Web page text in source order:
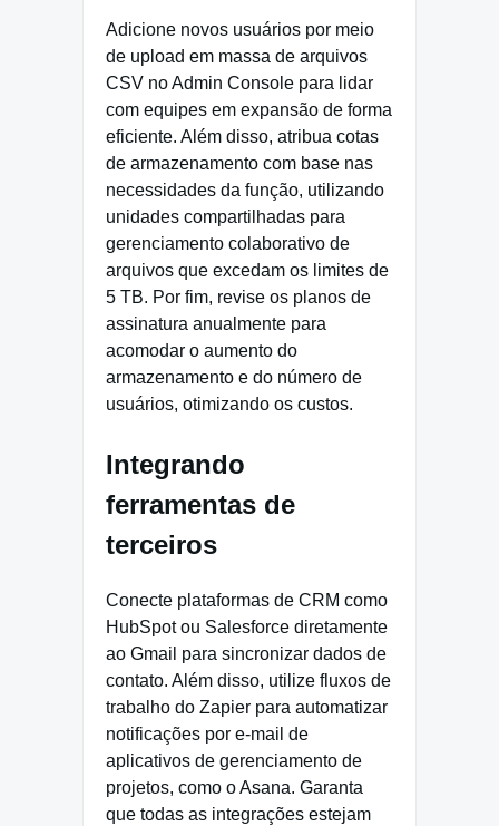
Adicione novos usuários por meio
de upload em massa de arquivos
CSV no Admin Console para lidar
com equipes em expansão de forma
eficiente. Além disso, atribua cotas
de armazenamento com base nas
necessidades da função, utilizando
unidades compartilhadas para
gerenciamento colaborativo de
arquivos que excedam os limites de
5 TB. Por fim, revise os planos de
assinatura anualmente para
acomodar o aumento do
armazenamento e do número de
usuários, otimizando os custos.
Integrando
ferramentas de
terceiros
Conecte plataformas de CRM como
HubSpot ou Salesforce diretamente
ao Gmail para sincronizar dados de
contato. Além disso, utilize fluxos de
trabalho do Zapier para automatizar
notificações por e-mail de
aplicativos de gerenciamento de
projetos, como o Asana. Garanta
que todas as integrações estejam